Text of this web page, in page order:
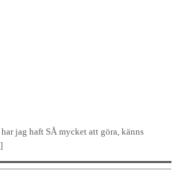
jag haft SÅ mycket att göra, känns